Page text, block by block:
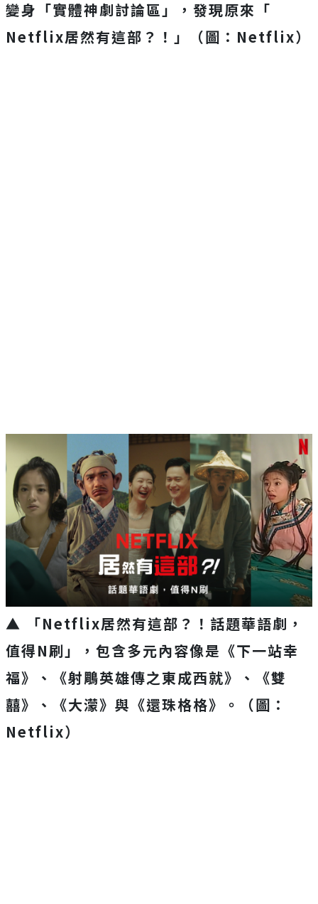
變身「實體神劇討論區」，發現原來「
Netflix居然有這部？！」（圖：Netflix）
▲ 「Netflix居然有這部？！話題華語劇，
值得N刷」， 包含多元內容像是《下一站幸
福》、《射鵰英雄傳之東成西就》、《雙
囍》、《大濛》與《還珠格格》。（圖：
Netflix）